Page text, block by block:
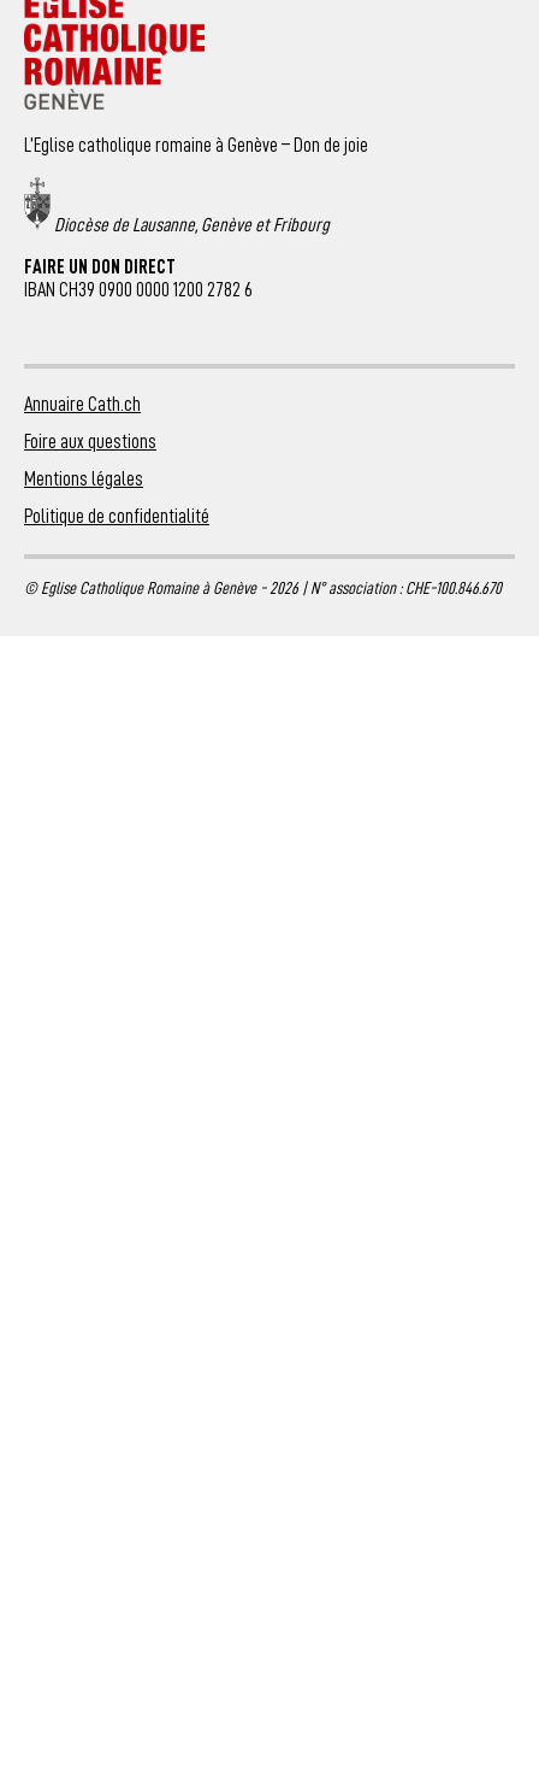
L’Eglise catholique romaine à Genève – Don de joie
Diocèse de Lausanne, Genève et Fribourg
FAIRE UN DON DIRECT
IBAN CH39 0900 0000 1200 2782 6
Annuaire Cath.ch
Foire aux questions
Mentions légales
Politique de confidentialité
© Eglise Catholique Romaine à Genève - 2026 | N° association : CHE-100.846.670